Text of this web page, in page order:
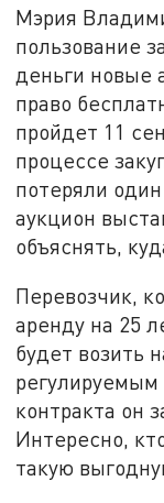
Мэрия
пользование
деньги новые
право
пройдет 11
процессе
потеряли
аукцион
объяснять,
Перевозчик,
аренду на 25
будет возить
контракта он
Интересно,
такую